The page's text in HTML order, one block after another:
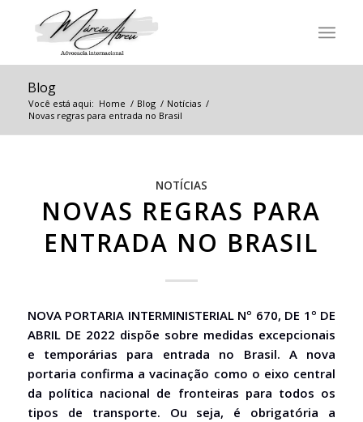
Blog
Você está aqui: Home / Blog / Notícias /
Novas regras para entrada no Brasil
NOTÍCIAS
NOVAS REGRAS PARA
ENTRADA NO BRASIL
NOVA PORTARIA INTERMINISTERIAL Nº 670, DE 1º DE
ABRIL DE 2022 dispõe sobre medidas excepcionais
e temporárias para entrada no Brasil. A nova
portaria confirma a vacinação como o eixo central
da política nacional de fronteiras para todos os
tipos de transporte. Ou seja, é obrigatória a